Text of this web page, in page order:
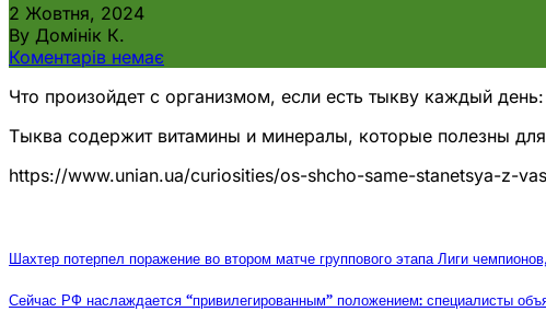
2 Жовтня, 2024
By Домінік К.
Коментарів немає
Что произойдет с организмом, если есть тыкву каждый
Тыква содержит витамины и минералы, которые полезны
https://www.unian.ua/curiosities/os-shcho-same-stanetsya-z-
Шахтер потерпел поражение во втором матче группового этапа Лиги
Сейчас РФ наслаждается “привилегированным” положением: специалисты